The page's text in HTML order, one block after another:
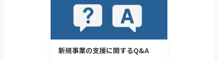
新規事業の支援に関するQ&A